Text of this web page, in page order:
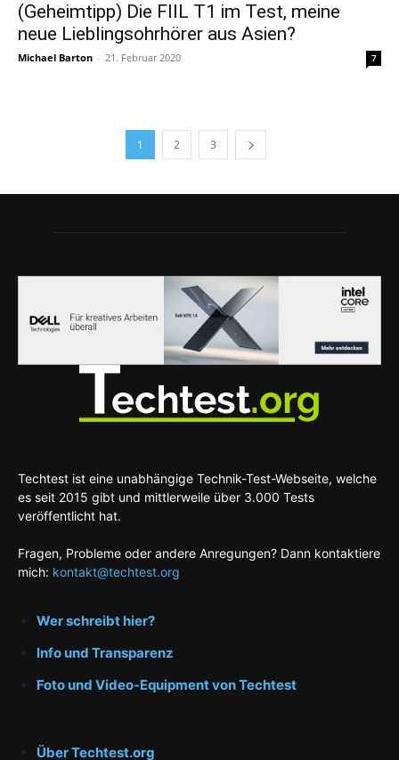
(Geheimtipp) Die FIIL T1 im Test, meine
neue Lieblingsohrhörer aus Asien?
Michael Barton - 21. Februar 2020 7
1 2 3
Techtest ist eine unabhängige Technik-Test-Webseite, welche
es seit 2015 gibt und mittlerweile über 3.000 Tests
veröffentlicht hat.
Fragen, Probleme oder andere Anregungen? Dann kontaktiere
mich: kontakt@techtest.org
Wer schreibt hier?
Info und Transparenz
Foto und Video-Equipment von Techtest
Über Techtest.org